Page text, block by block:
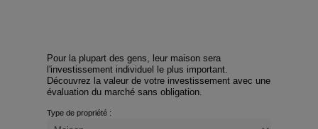
Pour la plupart des gens, leur maison sera
l'investissement individuel le plus important.
Découvrez la valeur de votre investissement avec une
évaluation du marché sans obligation.
Type de propriété :